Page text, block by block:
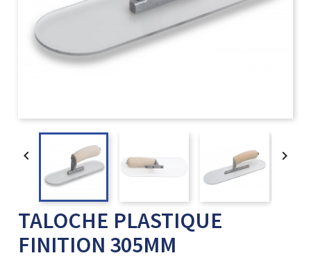
 
TALOCHE PLASTIQUE
FINITION 305MM